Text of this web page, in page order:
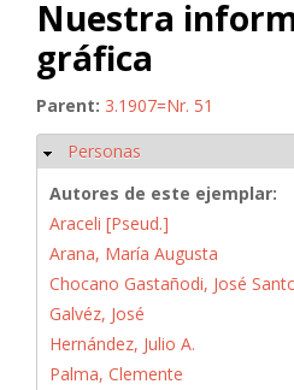
Nuestra
gráfica
Parent: 3.1907=Nr. 51
Ocultar
Personas
Autores de este ejemplar:
Araceli [Pseud.]
Arana, María Augusta
Chocano Gastañodi, José
Galvéz, José
Hernández, Julio A.
Palma, Clemente